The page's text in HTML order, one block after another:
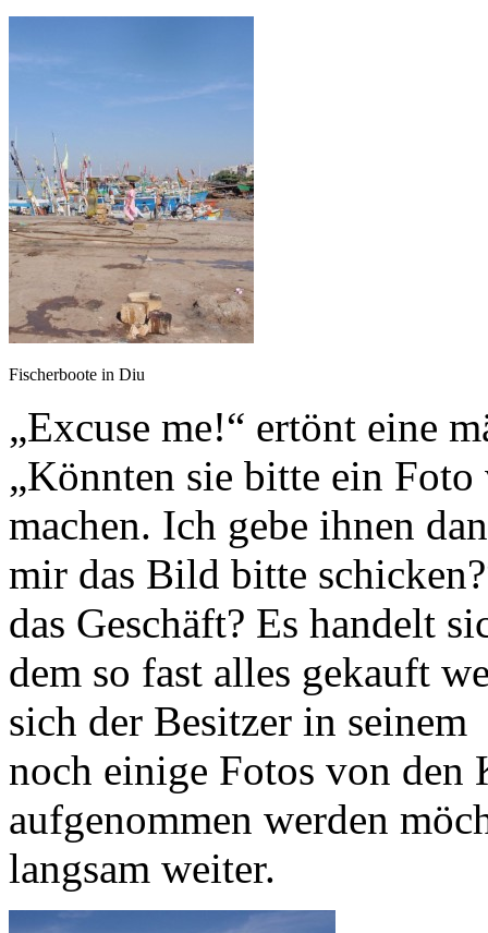
Fischerboote in Diu
„Excuse me!“ ertönt eine
„Könnten sie bitte ein
machen. Ich gebe ihnen
mir das Bild bitte
das Geschäft? Es handelt
dem so fast alles gekauft
sich der Besitzer in
noch einige Fotos von den
aufgenommen werden
langsam weiter.